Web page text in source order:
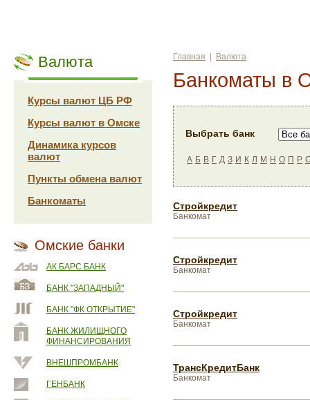
Валюта
Курсы валют ЦБ РФ
Курсы валют в Омске
Динамика курсов
валют
Пункты обмена валют
Банкоматы
Омские банки
АК БАРС БАНК
БАНК "ЗАПАДНЫЙ"
БАНК "ФК ОТКРЫТИЕ"
БАНК ЖИЛИЩНОГО
ФИНАНСИРОВАНИЯ
ВНЕШПРОМБАНК
ГЕНБАНК
Главная Валюта
Банкоматы в
Выбрать банк
А Б В Г Д З И К Л М Н О П Р
Стройкредит
Банкомат
Стройкредит
Банкомат
Стройкредит
Банкомат
ТрансКредитБанк
Банкомат